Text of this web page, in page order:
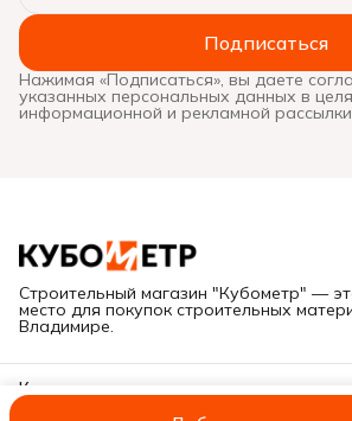
Подписаться
Нажимая «Подписаться», вы даете
указанных персональных данных в
информационной и рекламной рассылки
Строительный магазин "Кубометр" —
место для покупок строительных
Владимире.
Контакты